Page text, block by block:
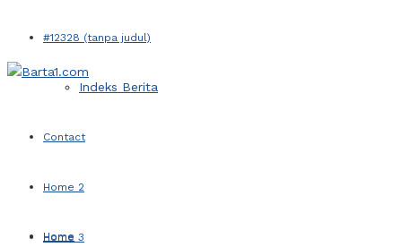
#12328 (tanpa judul)
Indeks Berita
Contact
Home 2
Home 3
Home